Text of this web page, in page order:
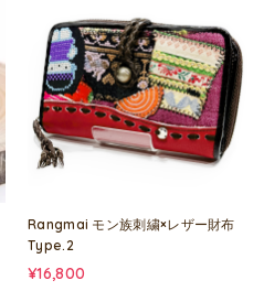
Rangmai モン族刺繍×レザー財布
Type.2
¥16,800